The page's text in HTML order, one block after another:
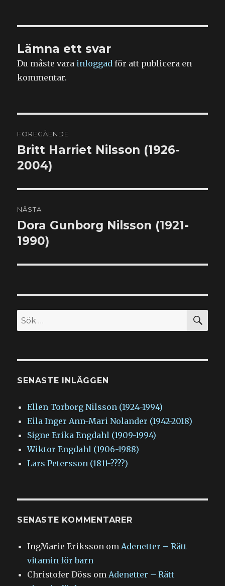
Lämna ett svar
Du måste vara inloggad för att publicera en
kommentar.
FÖREGÅENDE
Föregående
inlägg:
Britt Harriet Nilsson (1926-
2004)
NÄSTA
Nästa
inlägg:
Dora Gunborg Nilsson (1921-
1990)
Sök
efter:
SENASTE INLÄGGEN
Ellen Torborg Nilsson (1924-1994)
Eila Inger Ann-Mari Nolander (1942-2018)
Signe Erika Engdahl (1909-1994)
Wiktor Engdahl (1906-1988)
Lars Petersson (1811-????)
SENASTE KOMMENTARER
IngMarie Eriksson omAdenetter – Rätt
vitamin för barn
Christofer Döss omAdenetter – Rätt